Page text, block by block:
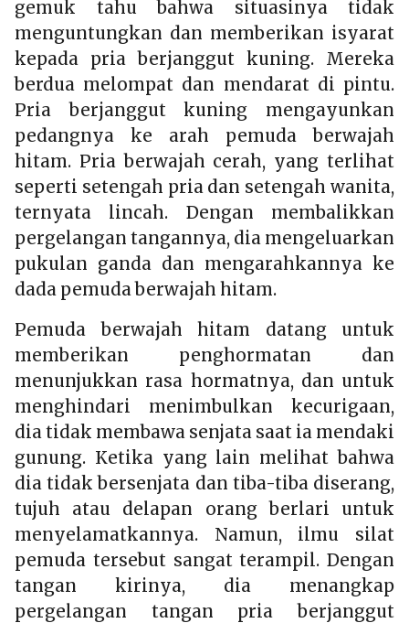
gemuk tahu bahwa situasinya tidak
menguntungkan dan memberikan isyarat
kepada pria berjanggut kuning. Mereka
berdua melompat dan mendarat di pintu.
Pria berjanggut kuning mengayunkan
pedangnya ke arah pemuda berwajah
hitam. Pria berwajah cerah, yang terlihat
seperti setengah pria dan setengah wanita,
ternyata lincah. Dengan membalikkan
pergelangan tangannya, dia mengeluarkan
pukulan ganda dan mengarahkannya ke
dada pemuda berwajah hitam.
Pemuda berwajah hitam datang untuk
memberikan penghormatan dan
menunjukkan rasa hormatnya, dan untuk
menghindari menimbulkan kecurigaan,
dia tidak membawa senjata saat ia mendaki
gunung. Ketika yang lain melihat bahwa
dia tidak bersenjata dan tiba-tiba diserang,
tujuh atau delapan orang berlari untuk
menyelamatkannya. Namun, ilmu silat
pemuda tersebut sangat terampil. Dengan
tangan kirinya, dia menangkap
pergelangan tangan pria berjanggut